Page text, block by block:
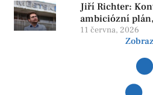
Jiří Richter:
ambiciózní
více otazníků
11 června, 2026